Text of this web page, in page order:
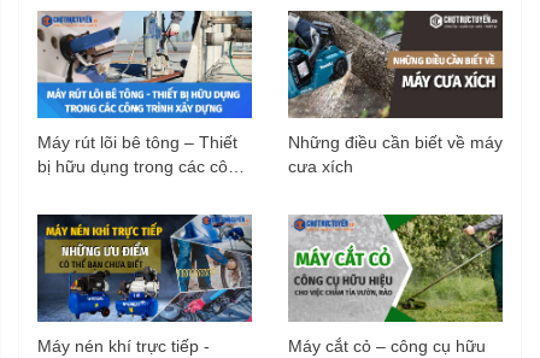
Máy rút lõi bê tông – Thiết
bị hữu dụng trong các công
Những điều cần biết về máy
cưa xích
Máy nén khí trực tiếp -
Máy cắt cỏ – công cụ hữu